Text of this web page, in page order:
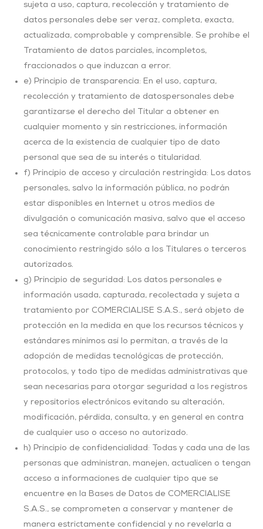
sujeta a uso, captura, recolección y tratamiento de
datos personales debe ser veraz, completa, exacta,
actualizada, comprobable y comprensible. Se prohíbe el
Tratamiento de datos parciales, incompletos,
fraccionados o que induzcan a error.
e) Principio de transparencia: En el uso, captura,
recolección y tratamiento de datospersonales debe
garantizarse el derecho del Titular a obtener en
cualquier momento y sin restricciones, información
acerca de la existencia de cualquier tipo de dato
personal que sea de su interés o titularidad.
f) Principio de acceso y circulación restringida: Los datos
personales, salvo la información pública, no podrán
estar disponibles en Internet u otros medios de
divulgación o comunicación masiva, salvo que el acceso
sea técnicamente controlable para brindar un
conocimiento restringido sólo a los Titulares o terceros
autorizados.
g) Principio de seguridad: Los datos personales e
información usada, capturada, recolectada y sujeta a
tratamiento por COMERCIALISE S.A.S., será objeto de
protección en la medida en que los recursos técnicos y
estándares mínimos así lo permitan, a través de la
adopción de medidas tecnológicas de protección,
protocolos, y todo tipo de medidas administrativas que
sean necesarias para otorgar seguridad a los registros
y repositorios electrónicos evitando su alteración,
modificación, pérdida, consulta, y en general en contra
de cualquier uso o acceso no autorizado.
h) Principio de confidencialidad: Todas y cada una de las
personas que administran, manejen, actualicen o tengan
acceso a informaciones de cualquier tipo que se
encuentre en la Bases de Datos de COMERCIALISE
S.A.S., se comprometen a conservar y mantener de
manera estrictamente confidencial y no revelarla a